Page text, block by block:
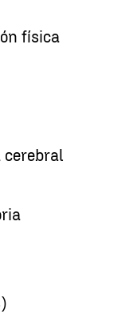
física
cerebral